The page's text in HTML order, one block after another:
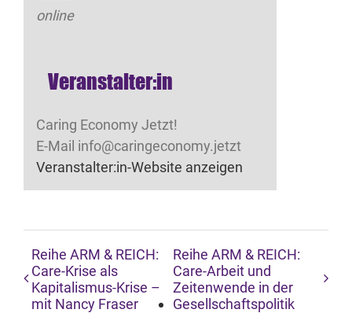
online
Veranstalter:in
Caring Economy Jetzt!
E-Mail info@caringeconomy.jetzt
Veranstalter:in-Website anzeigen
Reihe ARM & REICH:
Care-Krise als
Kapitalismus-Krise –
mit Nancy Fraser
Reihe ARM & REICH:
Care-Arbeit und
Zeitenwende in der
Gesellschaftspolitik